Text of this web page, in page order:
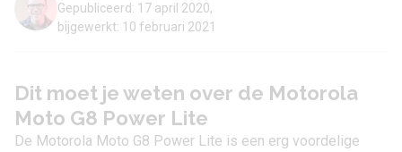
Gepubliceerd: 17 april 2020,
bijgewerkt: 10 februari 2021
Dit moet je weten over de Motorola
Moto G8 Power Lite
De Motorola Moto G8 Power Lite is een erg voordelige